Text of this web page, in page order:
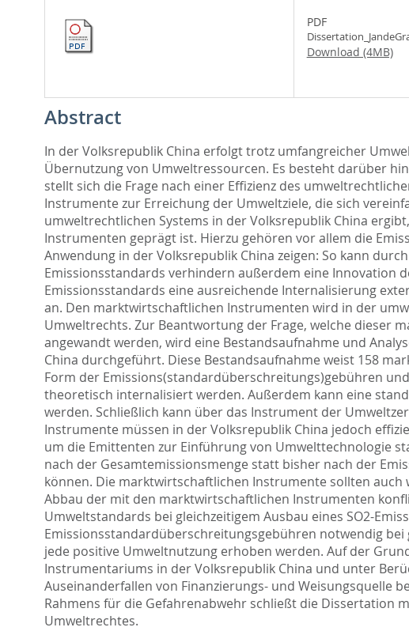
hier:
PDF
Download (4MB)
Abstract
In der Volksrepublik China erfolgt trotz umfangreicher
Übernutzung von Umweltressourcen. Es besteht darüber
stellt sich die Frage nach einer Effizienz des
Instrumente zur Erreichung der Umweltziele, die sich
umweltrechtlichen Systems in der Volksrepublik China
Instrumenten geprägt ist. Hierzu gehören vor allem die
Anwendung in der Volksrepublik China zeigen: So kann
Emissionsstandards verhindern außerdem eine Innovation
Emissionsstandards eine ausreichende Internalisierung
an. Den marktwirtschaftlichen Instrumenten wird in der
Umweltrechts. Zur Beantwortung der Frage, welche dieser
angewandt werden, wird eine Bestandsaufnahme und
China durchgeführt. Diese Bestandsaufnahme weist 158
Form der Emissions(standardüberschreitungs)gebühren
theoretisch internalisiert werden. Außerdem kann eine
werden. Schließlich kann über das Instrument der
Instrumente müssen in der Volksrepublik China jedoch
um die Emittenten zur Einführung von Umwelttechnologie
nach der Gesamtemissionsmenge statt bisher nach der
können. Die marktwirtschaftlichen Instrumente sollten auch
Abbau der mit den marktwirtschaftlichen Instrumenten
Umweltstandards bei gleichzeitigem Ausbau eines SO2-
Emissionsstandardüberschreitungsgebühren notwendig
jede positive Umweltnutzung erhoben werden. Auf der
Instrumentariums in der Volksrepublik China und unter
Auseinanderfallen von Finanzierungs- und Weisungsquelle
Rahmens für die Gefahrenabwehr schließt die Dissertation
Umweltrechtes.